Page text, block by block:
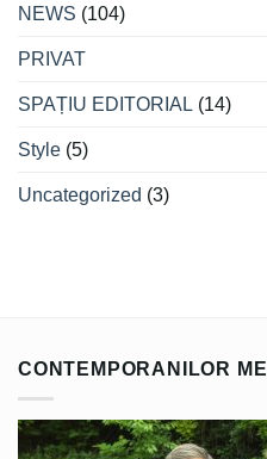
NEWS (104)
PRIVAT
SPAȚIU EDITORIAL (14)
Style (5)
Uncategorized (3)
CONTEMPORANILOR MEI